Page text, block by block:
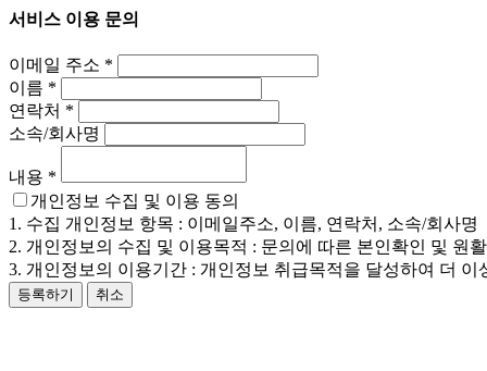
서비스 이용 문의
이메일 주소 *
이름 *
연락처 *
소속/회사명
내용 *
개인정보 수집 및 이용 동의
1. 수집 개인정보 항목 : 이메일주소, 이름, 연락처, 소속/회사명
2. 개인정보의 수집 및 이용목적 : 문의에 따른 본인확인 및 원
3. 개인정보의 이용기간 : 개인정보 취급목적을 달성하여 더
등록하기 취소